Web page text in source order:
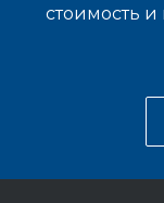
стоимость